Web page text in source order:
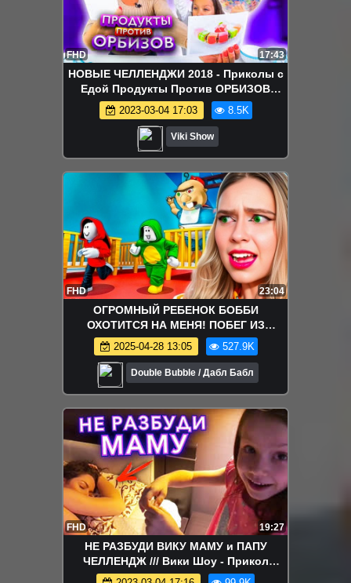
FHD 17:43
НОВЫЕ ЧЕЛЛЕНДЖИ 2018 - Приколы с
Едой Продукты Против ОРБИЗОВ
Челлендж Вика против Мамы Challenge
/ Вики Шоу
2023-03-04 17:03 8.5K
Viki Show
FHD 23:04
ОГРОМНЫЙ РЕБЕНОК БОББИ
ОХОТИТСЯ НА МЕНЯ! ПОБЕГ ИЗ
ДЕТСКОГО САДА В ROBLOX
2025-04-28 13:05 527.9K
Double Bubble / Дабл Бабл
FHD 19:27
НЕ РАЗБУДИ ВИКУ МАМУ и ПАПУ
ЧЕЛЛЕНДЖ /// Вики Шоу - Прикол
Челлендж Не РАЗБУДИ Маму ПУКАЕМ